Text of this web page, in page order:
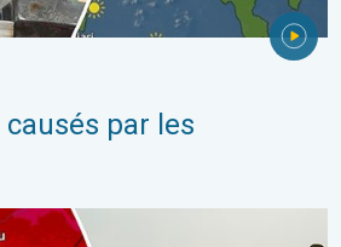
par les
à 40°C. Canicule Europe de